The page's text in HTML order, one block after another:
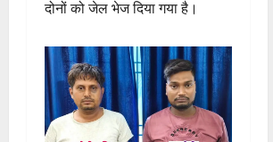
दोनों को जेल भेज दिया गया है।